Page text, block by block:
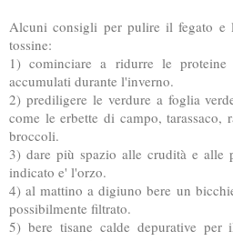
Alcuni consigli per pulire il fegato e
tossine:
1) cominciare a ridurre le
accumulati durante l'inverno.
2) prediligere le verdure a foglia
come le erbette di campo, tarassaco,
broccoli.
3) dare più spazio alle crudità e alle
indicato e' l'orzo.
4) al mattino a digiuno bere un
possibilmente filtrato.
5) bere tisane calde depurative